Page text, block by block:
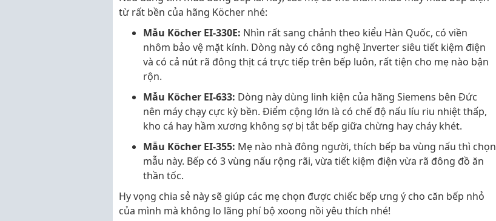
từ rất bền của hãng Köcher nhé:
Mẫu Köcher EI-330E: Nhìn rất sang chảnh theo kiểu Hàn Quốc, có viền
nhôm bảo vệ mặt kính. Dòng này có công nghệ Inverter siêu tiết kiệm điện
và có cả nút rã đông thịt cá trực tiếp trên bếp luôn, rất tiện cho mẹ nào bận
rộn.
Mẫu Köcher EI-633: Dòng này dùng linh kiện của hãng Siemens bên Đức
nên máy chạy cực kỳ bền. Điểm cộng lớn là có chế độ nấu líu riu nhiệt thấp,
kho cá hay hầm xương không sợ bị tắt bếp giữa chừng hay cháy khét.
Mẫu Köcher EI-355: Mẹ nào nhà đông người, thích bếp ba vùng nấu thì chọn
mẫu này. Bếp có 3 vùng nấu rộng rãi, vừa tiết kiệm điện vừa rã đông đồ ăn
thần tốc.
Hy vọng chia sẻ này sẽ giúp các mẹ chọn được chiếc bếp ưng ý cho căn bếp nhỏ
của mình mà không lo lãng phí bộ xoong nồi yêu thích nhé!